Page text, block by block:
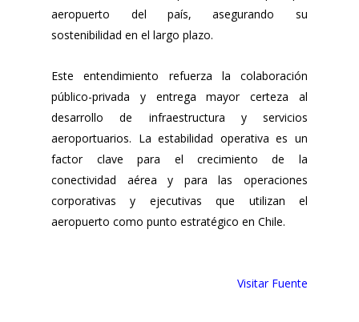
aeropuerto del país, asegurando su
sostenibilidad en el largo plazo.
Este entendimiento refuerza la colaboración
público-privada y entrega mayor certeza al
desarrollo de infraestructura y servicios
aeroportuarios. La estabilidad operativa es un
factor clave para el crecimiento de la
conectividad aérea y para las operaciones
corporativas y ejecutivas que utilizan el
aeropuerto como punto estratégico en Chile.
Visitar Fuente